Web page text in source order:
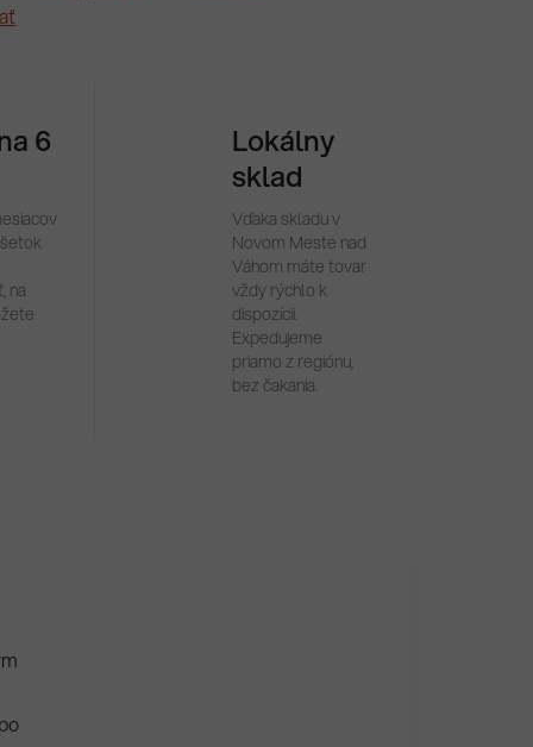
6
na
Lokálny
sklad
Vďaka skladu v
Novom Meste nad
Váhom máte tovar
vždy rýchlo k
dispozícii.
Expedujeme
priamo z regiónu,
bez čakania.